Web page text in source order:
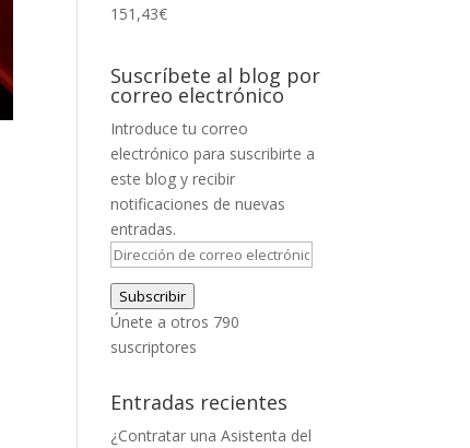
151,43€
Suscríbete al blog por
correo electrónico
Introduce tu correo
electrónico para suscribirte a
este blog y recibir
notificaciones de nuevas
entradas.
Dirección
de
correo
electrónico
Subscribir
Únete a otros 790
suscriptores
Entradas recientes
¿Contratar una Asistenta del